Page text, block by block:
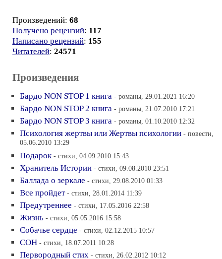
Произведений: 68
Получено рецензий: 117
Написано рецензий: 155
Читателей: 24571
Произведения
Бардо NON STOP 1 книга - романы, 29.01.2021 16:20
Бардо NON STOP 2 книга - романы, 21.07.2010 17:21
Бардо NON STOP 3 книга - романы, 01.10.2010 12:32
Психология жертвы или Жертвы психологии - повести,
05.06.2010 13:29
Подарок - стихи, 04.09.2010 15:43
Хранитель Истории - стихи, 09.08.2010 23:51
Баллада о зеркале - стихи, 29.08.2010 01:33
Все пройдет - стихи, 28.01.2014 11:39
Предутреннее - стихи, 17.05.2016 22:58
Жизнь - стихи, 05.05.2016 15:58
Собачье сердце - стихи, 02.12.2015 10:57
СОН - стихи, 18.07.2011 10:28
Первородный стих - стихи, 26.02.2012 10:12